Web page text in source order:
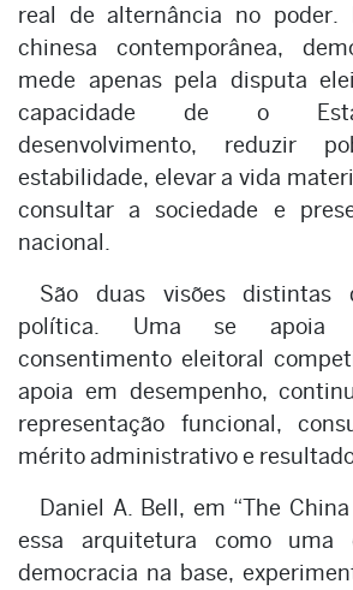
real de alternância no poder.
chinesa contemporânea,
mede apenas pela disputa
capacidade de o
desenvolvimento, reduzir
estabilidade, elevar a vida
consultar a sociedade e
nacional.
São duas visões distintas
política. Uma se apoia
consentimento eleitoral
apoia em desempenho,
representação funcional,
mérito administrativo e
Daniel A. Bell, em “The
essa arquitetura como uma
democracia na base,